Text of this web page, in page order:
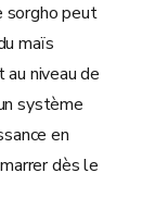
sorgho peut
maïs
niveau de
système
en
dès le